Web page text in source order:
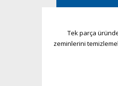
Tek parça
zeminlerini